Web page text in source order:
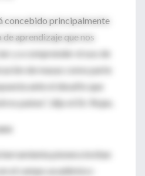
concebido principalmente
aprendizaje que nos
y a comprender el uso de
de masas como parte
ante el desafío que
países”, dijo el Dr. Rojas.
herramienta pionera invitan
el campo académico-